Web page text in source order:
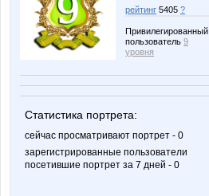
рейтинг 5405 ?
Привилегированный
пользователь 9
уровня
Статистика портрета:
сейчас просматривают портрет - 0
зарегистрированные пользователи
посетившие портрет за 7 дней - 0